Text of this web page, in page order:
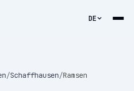
DE
/Schaffhausen/Ramsen